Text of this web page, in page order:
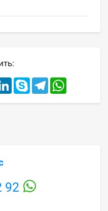
LinkedInSkype Telegram
92